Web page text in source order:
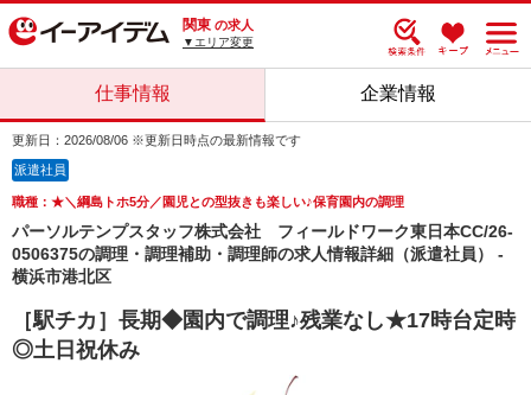
関東 の求人
▼エリア変更
仕事情報 企業情報
更新日：2026/08/06 ※更新日時点の最新情報です
派遣社員
職種：★＼綱島トホ5分／園児との型抜きも楽しい♪保育園内の調理
パーソルテンプスタッフ株式会社 フィールドワーク東日本CC/26-
0506375の調理・調理補助・調理師の求人情報詳細（派遣社員） -
横浜市港北区
［駅チカ］長期◆園内で調理♪残業なし★17時台定時
◎土日祝休み